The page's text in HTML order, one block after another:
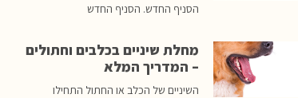
הסניף החדש. הסניף החדש
מחלת שיניים בכלבים וחתולים
– המדריך המלא
השיניים של הכלב או החתול התחילו